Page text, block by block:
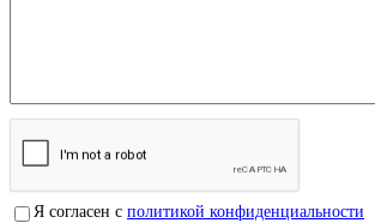
Я согласен с политикой конфиденциальности